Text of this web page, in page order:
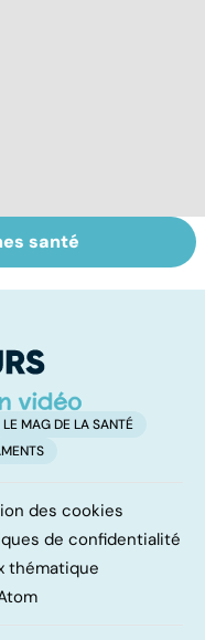
: les
parotide
santé
LE MAG DE LA SANTÉ
des cookies
de confidentialité
thématique